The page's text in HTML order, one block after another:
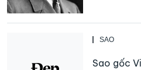
SAO
Sao gốc